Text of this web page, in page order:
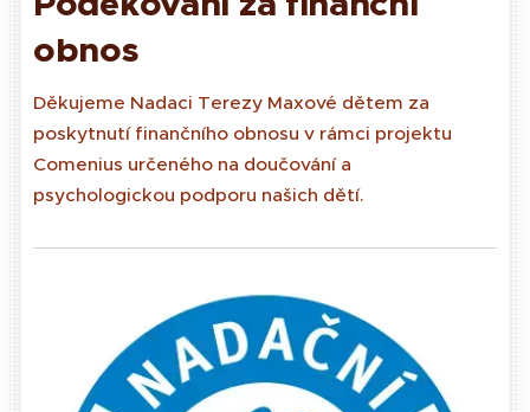
obnos
Děkujeme Nadaci Terezy Maxové dětem za
poskytnutí finančního obnosu v rámci projektu
Comenius určeného na doučování a
psychologickou podporu našich dětí.